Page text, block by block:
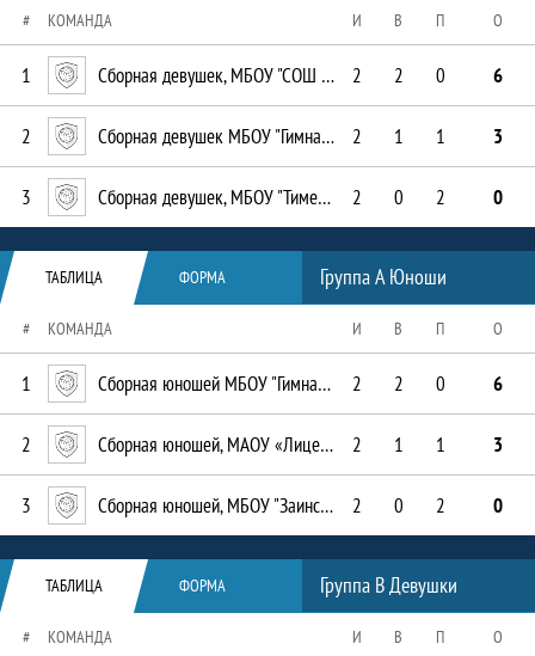
# КОМАНДА И В П О
1 Сборная девушек, МБОУ "СОШ № 8" 2 2 0 6
2 Сборная девушек МБОУ "Гимназия им. Наби Даули" 2 1 1 3
3 Сборная девушек, МБОУ "Тимершикская СОШ" 2 0 2 0
Таблица
ТАБЛИЦА ФОРМА Группа А Юноши
# КОМАНДА И В П О
1 Сборная юношей МБОУ "Гимназия им. Наби Даули" 2 2 0 6
2 Сборная юношей, МАОУ «Лицей-интернат №1» 2 1 1 3
3 Сборная юношей, МБОУ "Заинская СОШ № 6" 2 0 2 0
Таблица
ТАБЛИЦА ФОРМА Группа В Девушки
# КОМАНДА И В П О